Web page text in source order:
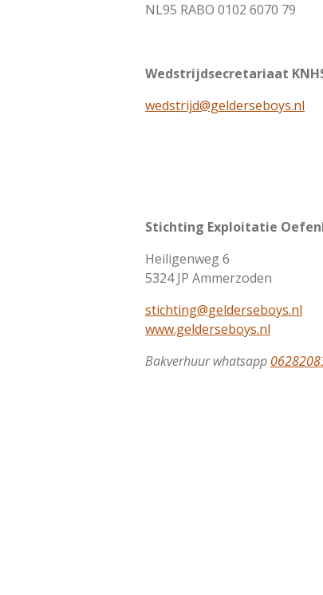
NL95 RABO 0102 6070 79
Wedstrijdsecretariaat
wedstrijd@gelderseboys.nl
Stichting Exploitatie
Heiligenweg 6
5324 JP Ammerzoden
stichting@gelderseboys.nl
www.gelderseboys.nl
Bakverhuur whatsapp